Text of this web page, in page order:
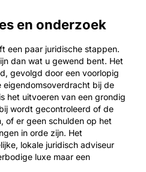
en onderzoek
een paar juridische stappen.
dan wat u gewend bent. Het
gevolgd door een voorlopig
bij de
het uitvoeren van een grondig
wordt gecontroleerd of de
of er geen schulden op het
in orde zijn. Het
lokale juridisch adviseur
luxe maar een